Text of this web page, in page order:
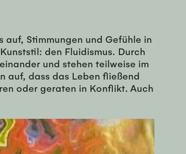
auf, Stimmungen und Gefühle in
den Fluidismus. Durch
und stehen teilweise im
auf, dass das Leben fließend
oder geraten in Konflikt. Auch